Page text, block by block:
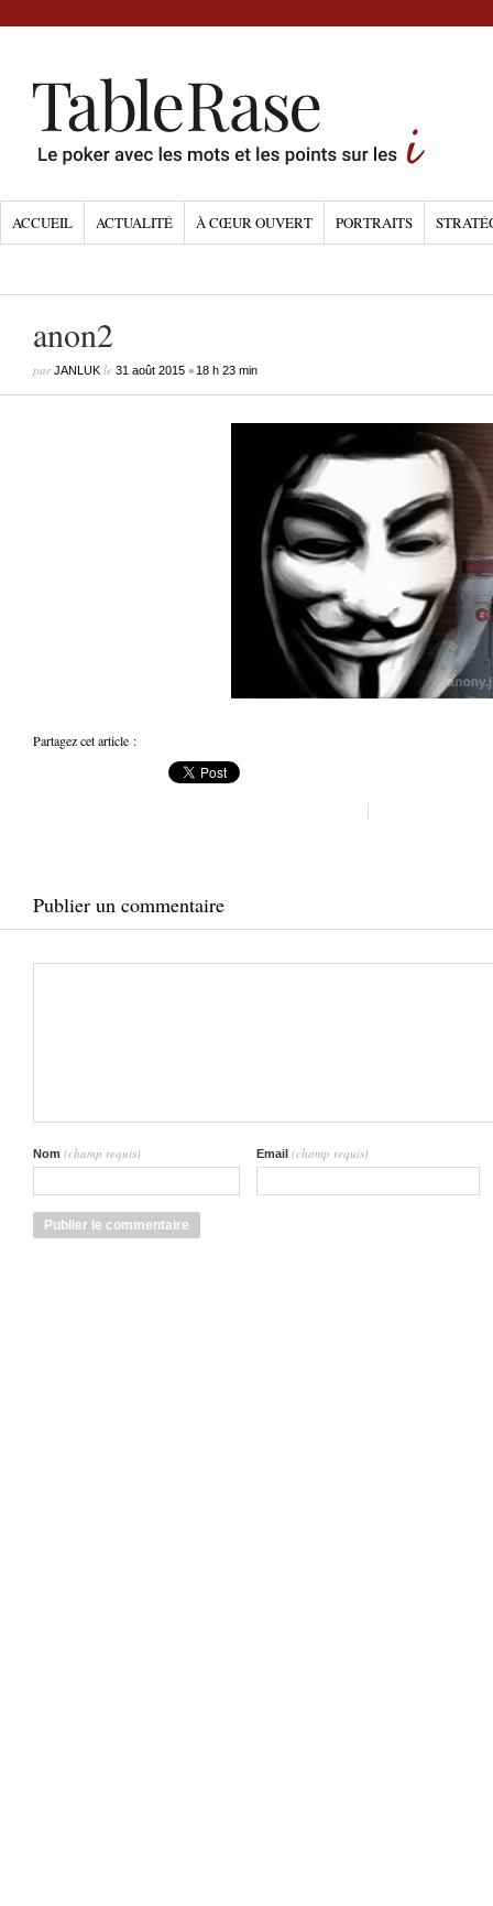
ACCUEIL ACTUALITÉ À CŒUR OUVERT PORTRAITS
anon2
parJANLUK le 31 août 2015 • 18 h 23 min
Partagez cet article :
Publier un commentaire
Nom (champ requis) Email (champ requis)